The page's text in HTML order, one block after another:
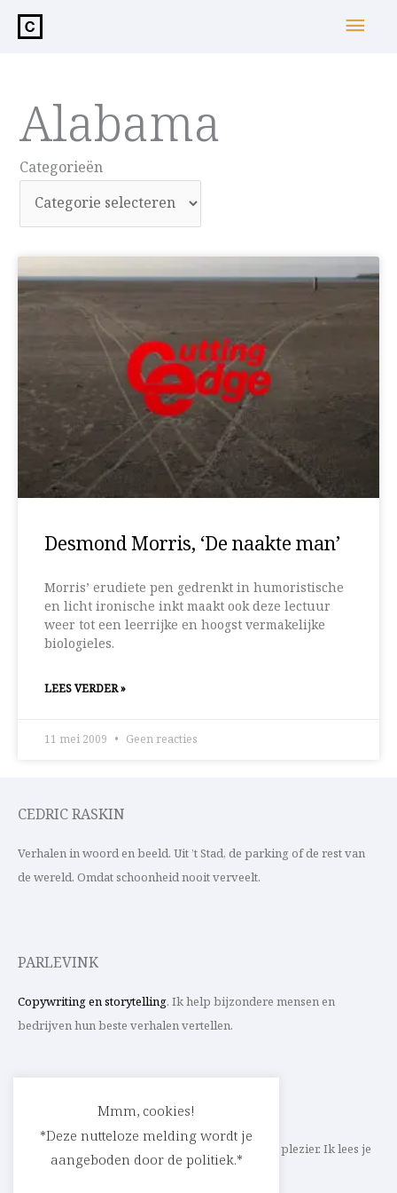
inhoud
Alabama
Categorieën
Categorieën
Desmond Morris, ‘De naakte man’
Morris’ erudiete pen gedrenkt in humoristische
en licht ironische inkt maakt ook deze lectuur
weer tot een leerrijke en hoogst vermakelijke
biologieles.
LEES VERDER »
11 mei 2009 Geen reacties
CEDRIC RASKIN
Verhalen in woord en beeld. Uit ’t Stad, de parking of de rest van
de wereld. Omdat schoonheid nooit verveelt.
PARLEVINK
Copywriting en storytelling. Ik help bijzondere mensen en
bedrijven hun beste verhalen vertellen.
Schrijf ik straks mee aan jouw verhaal? Met veel plezier. Ik lees je
heel graag op
cedric@parlevink.be
Mmm, cookies!
*Deze nutteloze melding wordt je
aangeboden door de politiek.*